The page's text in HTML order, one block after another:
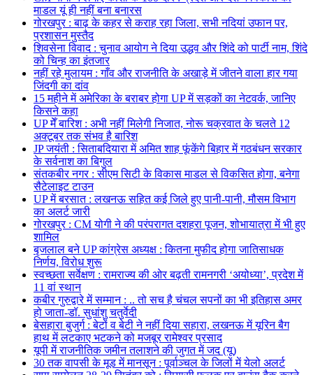
माडल यूं ही नहीं बना बनारस
गोरखपुर : बाढ़ के कहर से कराह रहा जिला, सभी नदियां उफान पर,
प्रशासन मुस्तैद
शिवसेना विवाद : चुनाव आयोग ने दिया उद्धव और शिंदे को पार्टी नाम, शिंदे
को चिन्ह का इंतजार
नहीं रहे मुलायम : गाँव और राजनीति के अखाड़े में जीतने वाला हार गया
जिंदगी का दांव
15 महीने में अमेरिका के बराबर होगा UP में सड़कों का नेटवर्क, जानिए
किसने कहा
UP मेँ बारिश : अभी नहीं मिलेगी निजात, नोरू चक्रवात के चलते 12
अक्टूबर तक संभव है बारिश
JP जयंती : सिताबदियारा में अमित शाह फूंकेंगे बिहार में गठबंधन सरकार
के सर्वनाश का बिगुल
संतकबीर नगर : सीएम सिटी के विकास माडल से विकसित होगा, बनेगा
सैटेलाइट टाउन
UP में बरसात : लखनऊ सहित कई जिले हुए पानी-पानी, मौसम विभाग
का अलर्ट जारी
गोरखपुर : CM योगी ने की परंपरागत दशहरा पूजन, शोभायात्रा में भी हुए
शामिल
बृजलाल बने UP कांग्रेस अध्यक्ष : कितना मुफीद होगा जातिसाधक
निर्णय, विरोध शुरू
स्वच्छता सर्वेक्षण : रामराज्य की ओर बढ़ती रामनगरी ‘अयोध्या’, प्रदेश में
11 वां स्थान
कबीर गुरुद्वारे में सम्मान : .. तो सच है चंचल सपनों का भी इतिहास अमर
हो जाता-डॉ. सुधांशु चतुर्वेदी
बेसहारा बुजुर्ग : बेटों व बेटी ने नहीं दिया सहारा, लखनऊ में यूरिन बैग
हाथ में लटकाए भटकने को मजबूर रामेश्वर प्रसाद
यूपी में राजनीतिक जमीन तलाशने की जुगत में जद (यू)
30 तक वापसी के मूड में मानसून : पूर्वाञ्चल के जिलों में येलो अलर्ट